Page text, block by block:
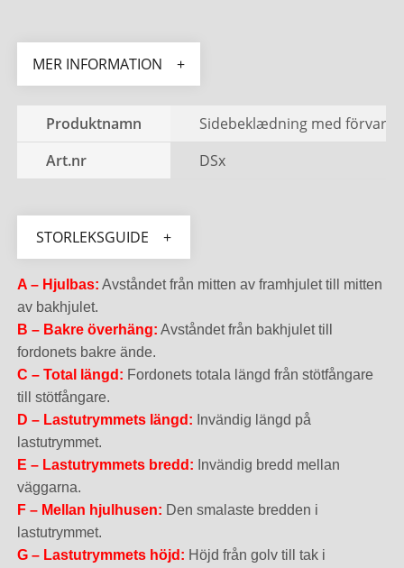
MER INFORMATION
Produktnamn
Sidebeklædning med
Art.nr
DSx
STORLEKSGUIDE
A – Hjulbas: Avståndet från mitten av framhjulet till mitten
av bakhjulet.
B – Bakre överhäng: Avståndet från bakhjulet till
fordonets bakre ände.
C – Total längd: Fordonets totala längd från stötfångare
till stötfångare.
D – Lastutrymmets längd: Invändig längd på
lastutrymmet.
E – Lastutrymmets bredd: Invändig bredd mellan
väggarna.
F – Mellan hjulhusen: Den smalaste bredden i
lastutrymmet.
G – Lastutrymmets höjd: Höjd från golv till tak i